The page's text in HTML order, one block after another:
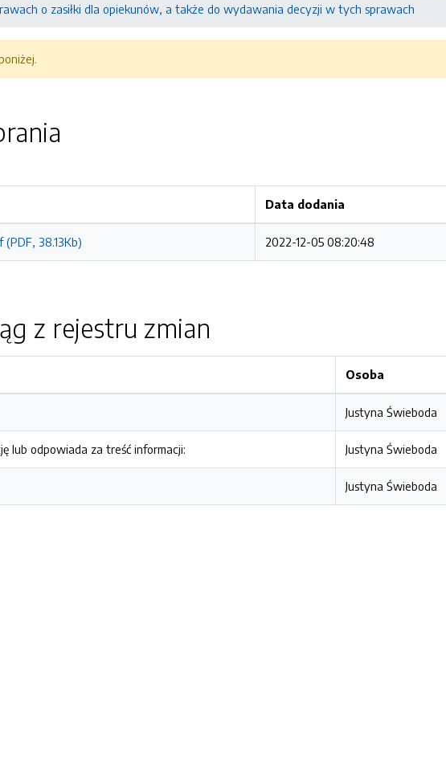
o zasiłki dla opiekunów, a także do wydawania decyzji w tych sprawach
Data dodania
(PDF, 38.13Kb) 2022-12-05 08:20:48
z rejestru zmian
Osoba
Justyna Świeboda
lub odpowiada za treść informacji: Justyna Świeboda
Justyna Świeboda